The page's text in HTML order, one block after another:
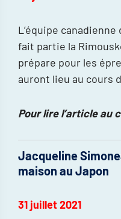
L’équipe
fait partie la
prépare pour les
auront lieu au cours
Pour lire l’article au
Jacqueline
maison au Japon
31 juillet 2021